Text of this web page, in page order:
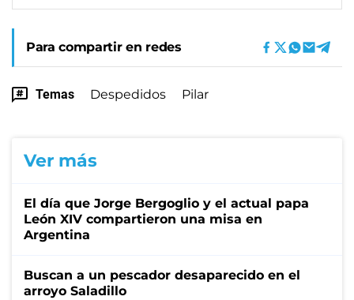
Para compartir en redes
Temas Despedidos Pilar
Ver más
El día que Jorge Bergoglio y el actual papa
León XIV compartieron una misa en
Argentina
Buscan a un pescador desaparecido en el
arroyo Saladillo